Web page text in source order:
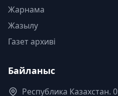
Жарнама
Жазылу
Газет архиві
Байланыс
Республика Казахстан.